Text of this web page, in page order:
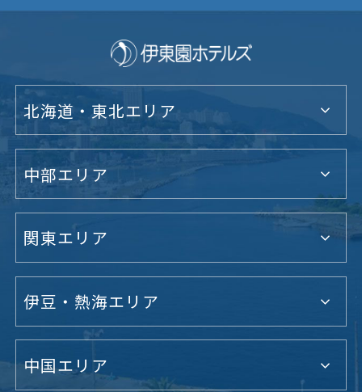
北海道・東北エリア
中部エリア
関東エリア
伊豆・熱海エリア
中国エリア